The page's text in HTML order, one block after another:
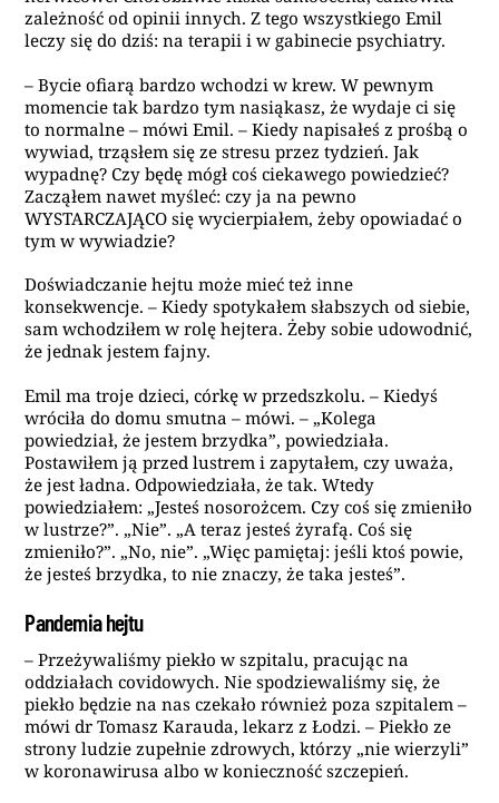
zależność od opinii innych. Z tego wszystkiego Emil
leczy się do dziś: na terapii i w gabinecie psychiatry.
– Bycie ofiarą bardzo wchodzi w krew. W pewnym
momencie tak bardzo tym nasiąkasz, że wydaje ci się
to normalne – mówi Emil. – Kiedy napisałeś z prośbą o
wywiad, trząsłem się ze stresu przez tydzień. Jak
wypadnę? Czy będę mógł coś ciekawego powiedzieć?
Zacząłem nawet myśleć: czy ja na pewno
WYSTARCZAJĄCO się wycierpiałem, żeby opowiadać o
tym w wywiadzie?
Doświadczanie hejtu może mieć też inne
konsekwencje. – Kiedy spotykałem słabszych od siebie,
sam wchodziłem w rolę hejtera. Żeby sobie udowodnić,
że jednak jestem fajny.
Emil ma troje dzieci, córkę w przedszkolu. – Kiedyś
wróciła do domu smutna – mówi. – „Kolega
powiedział, że jestem brzydka”, powiedziała.
Postawiłem ją przed lustrem i zapytałem, czy uważa,
że jest ładna. Odpowiedziała, że tak. Wtedy
powiedziałem: „Jesteś nosorożcem. Czy coś się zmieniło
w lustrze?”. „Nie”. „A teraz jesteś żyrafą. Coś się
zmieniło?”. „No, nie”. „Więc pamiętaj: jeśli ktoś powie,
że jesteś brzydka, to nie znaczy, że taka jesteś”.
Pandemia hejtu
– Przeżywaliśmy piekło w szpitalu, pracując na
oddziałach covidowych. Nie spodziewaliśmy się, że
piekło będzie na nas czekało również poza szpitalem –
mówi dr Tomasz Karauda, lekarz z Łodzi. – Piekło ze
strony ludzie zupełnie zdrowych, którzy „nie wierzyli”
w koronawirusa albo w konieczność szczepień.